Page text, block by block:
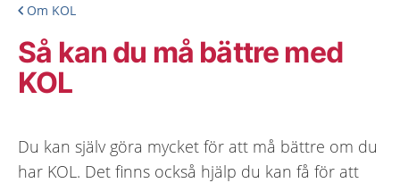
Om KOL
Så kan du må bättre med
KOL
Du kan själv göra mycket för att må bättre om du
har KOL. Det finns också hjälp du kan få för att